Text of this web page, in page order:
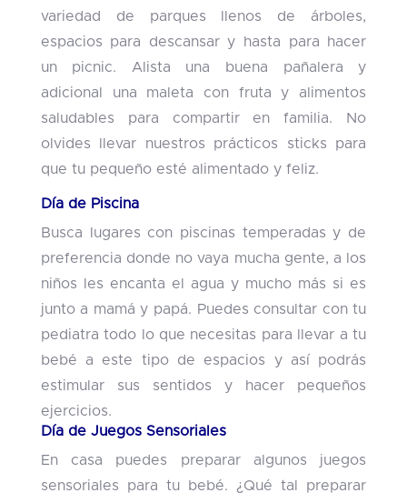
variedad de parques llenos de árboles,
espacios para descansar y hasta para hacer
un picnic. Alista una buena pañalera y
adicional una maleta con fruta y alimentos
saludables para compartir en familia. No
olvides llevar nuestros prácticos sticks para
que tu pequeño esté alimentado y feliz.
Día de Piscina
Busca lugares con piscinas temperadas y de
preferencia donde no vaya mucha gente, a los
niños les encanta el agua y mucho más si es
junto a mamá y papá. Puedes consultar con tu
pediatra todo lo que necesitas para llevar a tu
bebé a este tipo de espacios y así podrás
estimular sus sentidos y hacer pequeños
ejercicios.
Día de Juegos Sensoriales
En casa puedes preparar algunos juegos
sensoriales para tu bebé. ¿Qué tal preparar